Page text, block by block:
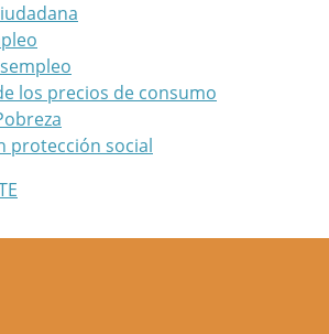
los precios de consumo
protección social